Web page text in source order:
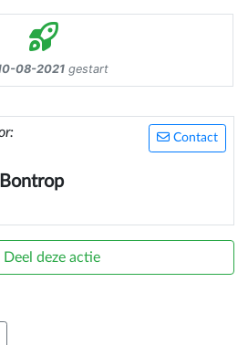
08-2021 gestart
Contact
Deel deze actie